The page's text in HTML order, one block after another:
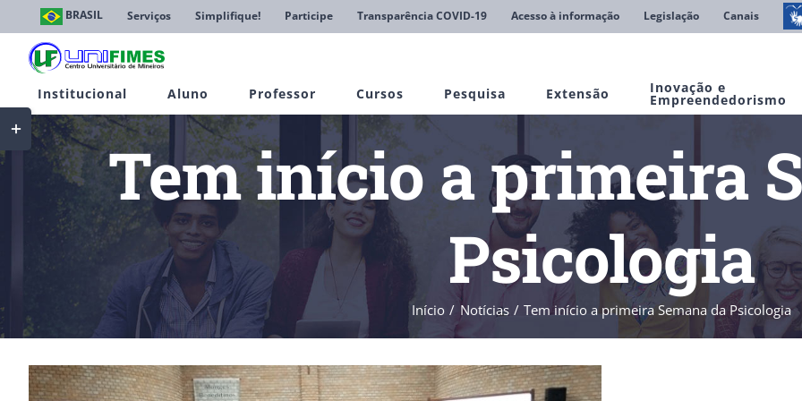
conteúdo
BRASIL Serviços Simplifique! Participe Transparência COVID-19 Acesso à informação Legislação Canais
Institucional Aluno Professor Cursos Pesquisa Extensão Inovação e
Empreendedorismo
Tem início a primeira
Psicologia
Início Notícias Tem início a primeira Semana da Psicologia
View
Larger
Toggle
Sliding
Bar